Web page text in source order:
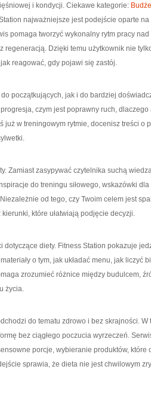
i kondycji. Ciekawe kategorie:
najważniejsze jest podejście oparte
pomaga tworzyć wykonalny rytm pracy
regeneracją. Dzięki temu użytkownik nie
reagować, gdy pojawi się zastój.
początkujących, jak i do bardziej
progresja, czym jest poprawny ruch,
już w treningowym rytmie, docenisz treści
Zamiast zasypywać czytelnika suchą
do treningu siłowego, wskazówki
od tego, czy Twoim celem jest
które ułatwiają podjęcie decyzji.
dotyczące diety. Fitness Station pokazuje
o tym, jak układać menu, jak liczyć
zrozumieć różnice między budulcem,
życia.
do tematu zdrowo i bez skrajności.
bez ciągłego poczucia wyrzeczeń.
porcje, wybieranie produktów,
sprawia, że dieta nie jest chwilowym